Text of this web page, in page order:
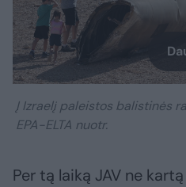
Į Izraelį paleistos balistinės
EPA-ELTA nuotr.
Per tą laiką JAV ne